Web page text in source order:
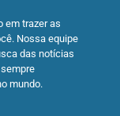
em trazer as
Nossa equipe
das notícias
mundo.